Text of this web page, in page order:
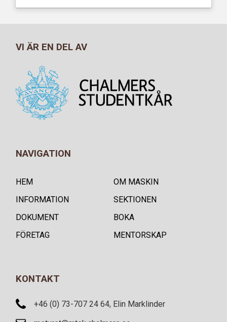
VI ÄR EN DEL AV
NAVIGATION
HEM
OM MASKIN
INFORMATION
SEKTIONEN
DOKUMENT
BOKA
FÖRETAG
MENTORSKAP
KONTAKT
+46 (0) 73-707 24 64, Elin Marklinder